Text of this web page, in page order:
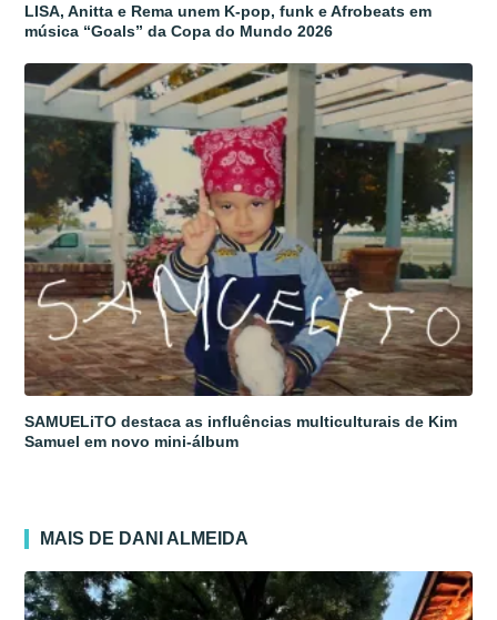
LISA, Anitta e Rema unem K-pop, funk e Afrobeats em
música “Goals” da Copa do Mundo 2026
SAMUELiTO destaca as influências multiculturais de Kim
Samuel em novo mini-álbum
MAIS DE DANI ALMEIDA